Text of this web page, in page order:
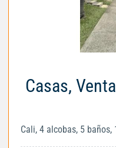
Casas,
Cali, 4 alcobas, 5 baños,